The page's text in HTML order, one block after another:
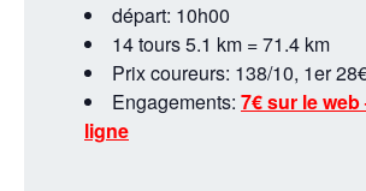
départ: 10h00
14 tours 5.1 km = 71.4 km
Prix coureurs: 138/10, 1er
Engagements: 7€ sur le web
ligne